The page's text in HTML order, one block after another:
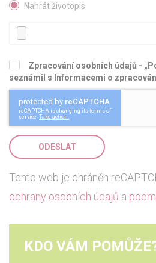
Nahrát životopis
Zpracování osobních údajů -
seznámil s Informacemi o
ODESLAT
Tento web je chráněn
ochrany osobních údajů a
KDO VÁM